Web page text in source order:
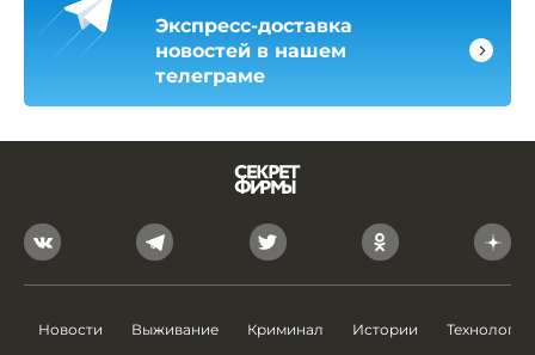
Экспресс-доставка
новостей в нашем
телеграме
Новости Выживание Криминал Истории Технологии